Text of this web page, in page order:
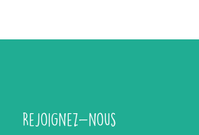
Rejoignez-nous